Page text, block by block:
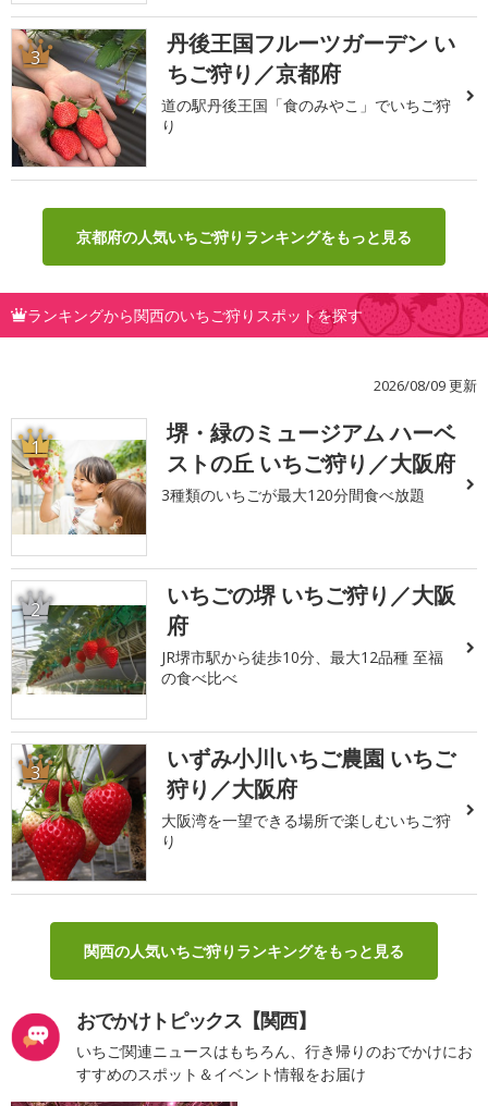
3
丹後王国フルーツガーデン い
ちご狩り／京都府
道の駅丹後王国「食のみやこ」でいちご狩
り
京都府の人気いちご狩りランキングをもっと見る
ランキングから関西のいちご狩りスポットを探す
2026/08/09 更新
1
堺・緑のミュージアム ハーベ
ストの丘 いちご狩り／大阪府
3種類のいちごが最大120分間食べ放題
2
いちごの堺 いちご狩り／大阪
府
JR堺市駅から徒歩10分、最大12品種 至福
の食べ比べ
3
いずみ小川いちご農園 いちご
狩り／大阪府
大阪湾を一望できる場所で楽しむいちご狩
り
関西の人気いちご狩りランキングをもっと見る
おでかけトピックス【関西】
いちご関連ニュースはもちろん、行き帰りのおでかけにお
すすめのスポット＆イベント情報をお届け